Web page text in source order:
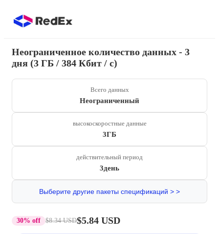
Неограниченное количество данных - 3
дня (3 ГБ / 384 Кбит / с)
Всего данных
Неограниченный
высокоскоростные данные
3ГБ
действительный период
3день
Выберите другие пакеты спецификаций > >
30% off $8.34 USD$5.84 USD